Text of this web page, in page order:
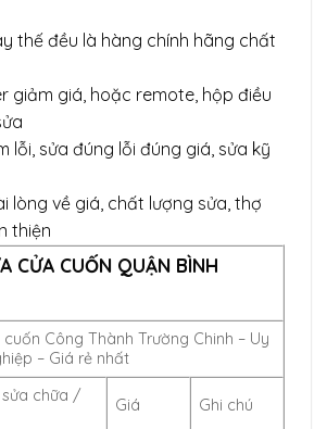
thế đều là hàng chính hãng chất
giảm giá, hoặc remote, hộp điều
lỗi, sửa đúng lỗi đúng giá, sửa kỹ
lòng về giá, chất lượng sửa, thợ
thiện
CỬA CUỐN QUẬN BÌNH
Công Thành Trường Chinh – Uy
– Giá rẻ nhất
sửa chữa /
Giá Ghi chú